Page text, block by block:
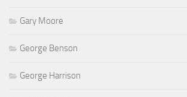
Gary Moore
George Benson
George Harrison